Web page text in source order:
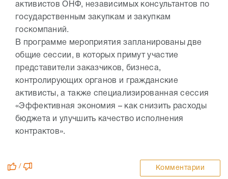
активистов ОНФ, независимых консультантов по
государственным закупкам и закупкам
госкомпаний.
В программе мероприятия запланированы две
общие сессии, в которых примут участие
представители заказчиков, бизнеса,
контролирующих органов и гражданские
активисты, а также специализированная сессия
«Эффективная экономия – как снизить расходы
бюджета и улучшить качество исполнения
контрактов».
/ Комментарии